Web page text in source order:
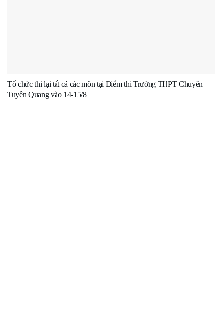
Tổ chức thi lại tất cả các môn tại Điểm thi Trường THPT Chuyên
Tuyên Quang vào 14-15/8